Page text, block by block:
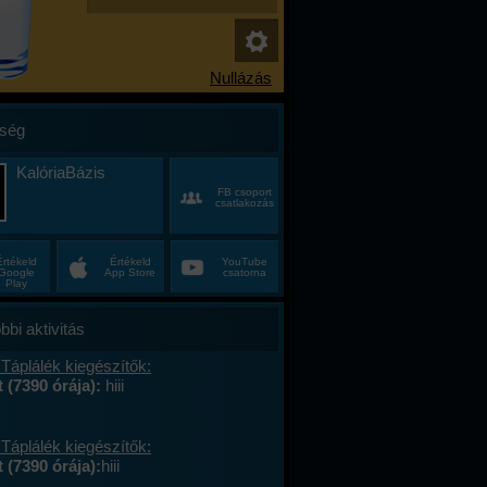
KalóriaBázis
FB csoport
csatlakozás
Play
Értékeld
App Store
YouTube
csatorna
aktivitás
kiegészítők:
(7390 órája): hiii
kiegészítők:
(7390 órája):hiii